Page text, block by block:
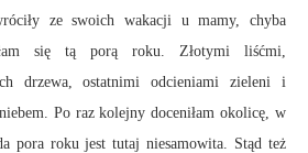
ze swoich wakacji u mamy, chyba
się tą porą roku. Złotymi liśćmi,
drzewa, ostatnimi odcieniami zieleni i
Po raz kolejny doceniłam okolicę, w
pora roku jest tutaj niesamowita. Stąd też